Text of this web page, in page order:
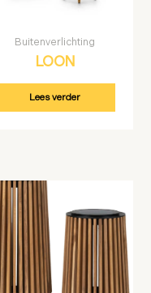
Buitenverlichting
LOON
Lees verder